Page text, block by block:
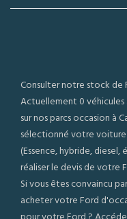
Consulter notre stock de
Actuellement 0
sur nos parcs occasion à
sélectionné votre
(Essence, hybride,
réaliser le devis de votre
Si vous êtes convaincu
acheter votre Ford